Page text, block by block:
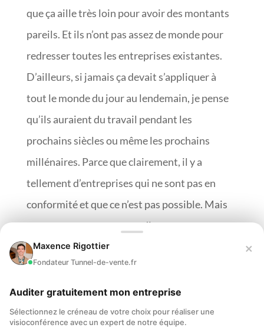
que ça aille très loin pour avoir des montants
pareils. Et ils n’ont pas assez de monde pour
redresser toutes les entreprises existantes.
D’ailleurs, si jamais ça devait s’appliquer à
tout le monde du jour au lendemain, je pense
qu’ils auraient du travail pendant les
prochains siècles ou même les prochains
millénaires. Parce que clairement, il y a
tellement d’entreprises qui ne sont pas en
conformité et que ce n’est pas possible. Mais
par contre, ça ne veut pas dire que vous ne
devez pas vous mettre en conformité.
Clairement, vous êtes concerné et vous devez
le faire, mais vous ne serez pas directement
ciblé. Et par contre, si jamais quelqu’un fait
Maxence Rigottier
Fondateur Tunnel-de-vente.fr
×
Auditer gratuitement mon entreprise
Sélectionnez le créneau de votre choix pour réaliser une
visioconférence avec un expert de notre équipe.